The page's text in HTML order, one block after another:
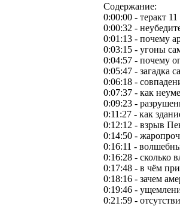
Содержание:
0:00:00 - теракт
0:00:32 -
0:01:13 - почему
0:03:15 - угоны
0:04:57 - почему
0:05:47 - загадка
0:06:18 -
0:07:37 - как
0:09:23 -
0:11:27 - как
0:12:12 - взрыв
0:14:50 -
0:16:11 -
0:16:28 - сколько
0:17:48 - в чём
0:18:16 - зачем
0:19:46 -
0:21:59 -